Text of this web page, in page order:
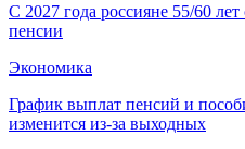
С 2027 года россияне 55/60
пенсии
Экономика
График выплат пенсий и
изменится из-за выходных